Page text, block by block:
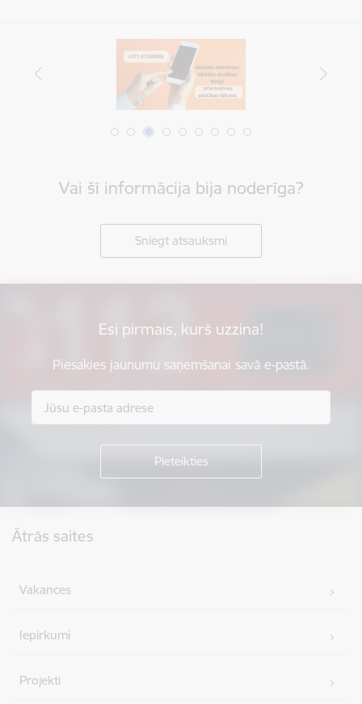
Vai šī informācija bija noderīga?
Sniegt atsauksmi
Esi pirmais, kurš uzzina!
Piesakies jaunumu saņemšanai savā e-pastā.
Ātrās saites
Vakances
Iepirkumi
Projekti